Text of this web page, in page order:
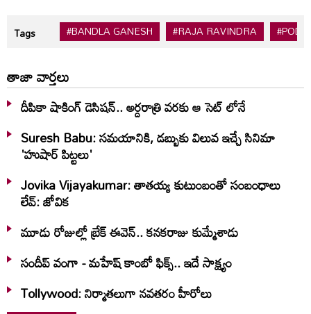
Tags #BANDLA GANESH #RAJA RAVINDRA
తాజా వార్తలు
దీపికా షాకింగ్ డెసిషన్.. అర్దరాత్రి వరకు ఆ సెట్ లోనే
Suresh Babu: సమయానికి, డబ్బుకు విలువ ఇచ్చే సినిమా
'హుషార్‌ పిట్టలు'
Jovika Vijayakumar: తాతయ్య కుటుంబంతో సంబంధాలు
లేవ్: జోవిక
మూడు రోజుల్లో బ్రేక్ ఈవెన్.. కనకరాజు కుమ్మేశాడు
సందీప్ వంగా - మహేష్ కాంబో ఫిక్స్.. ఇదే సాక్ష్యం
Tollywood: నిర్మాతలుగా నవతరం హీరోలు